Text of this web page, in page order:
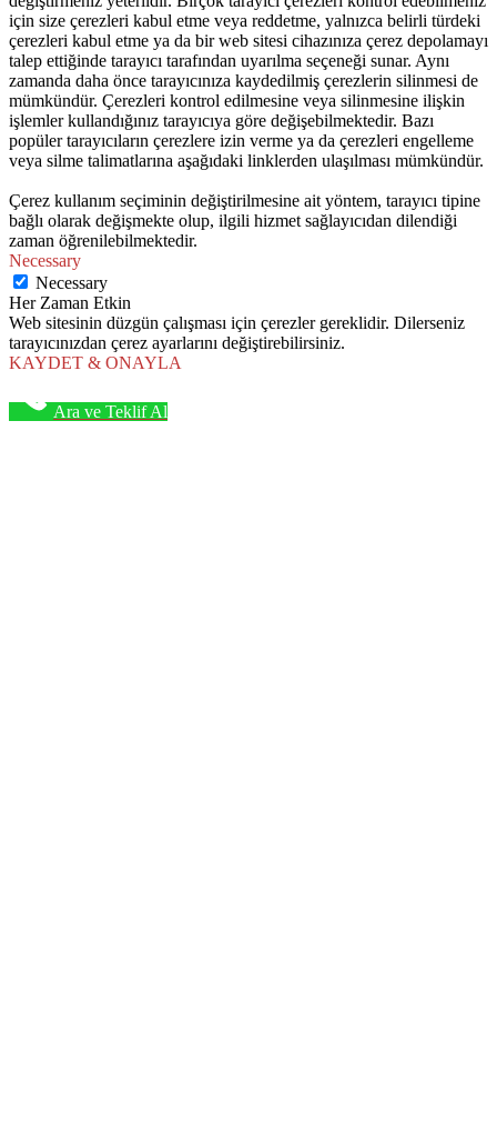
için size çerezleri kabul etme veya reddetme, yalnızca belirli türdeki
çerezleri kabul etme ya da bir web sitesi cihazınıza çerez depolamayı
talep ettiğinde tarayıcı tarafından uyarılma seçeneği sunar. Aynı
zamanda daha önce tarayıcınıza kaydedilmiş çerezlerin silinmesi de
mümkündür. Çerezleri kontrol edilmesine veya silinmesine ilişkin
işlemler kullandığınız tarayıcıya göre değişebilmektedir. Bazı
popüler tarayıcıların çerezlere izin verme ya da çerezleri engelleme
veya silme talimatlarına aşağıdaki linklerden ulaşılması mümkündür.
Çerez kullanım seçiminin değiştirilmesine ait yöntem, tarayıcı tipine
bağlı olarak değişmekte olup, ilgili hizmet sağlayıcıdan dilendiği
zaman öğrenilebilmektedir.
Necessary
Necessary
Her Zaman Etkin
Web sitesinin düzgün çalışması için çerezler gereklidir. Dilerseniz
tarayıcınızdan çerez ayarlarını değiştirebilirsiniz.
KAYDET & ONAYLA
Ara ve Teklif Al